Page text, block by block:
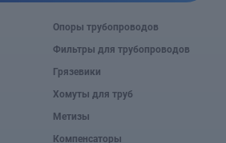
Опоры трубопроводов
Фильтры для трубопроводов
Грязевики
Хомуты для труб
Метизы
Компенсаторы